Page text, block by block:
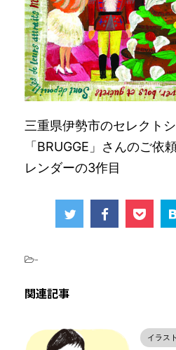
三重県伊勢市のセレクト
「BRUGGE」さんのご依
レンダーの3作目
-
関連記事
イラスト